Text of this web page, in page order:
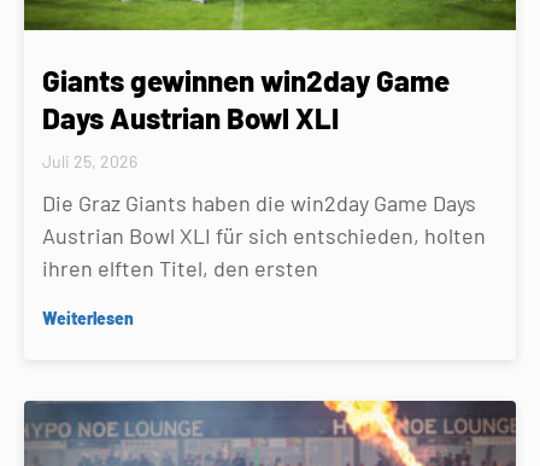
Giants gewinnen win2day Game
Days Austrian Bowl XLI
Juli 25, 2026
Die Graz Giants haben die win2day Game Days
Austrian Bowl XLI für sich entschieden, holten
ihren elften Titel, den ersten
Weiterlesen